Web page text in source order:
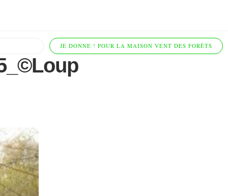
JE DONNE ! POUR LA MAISON VENT DES FORÊTS